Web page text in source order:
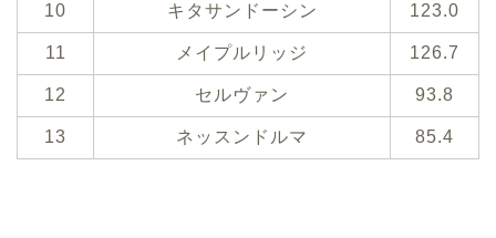
10 キタサンドーシン 123.0
11 メイプルリッジ 126.7
12 セルヴァン 93.8
13 ネッスンドルマ 85.4